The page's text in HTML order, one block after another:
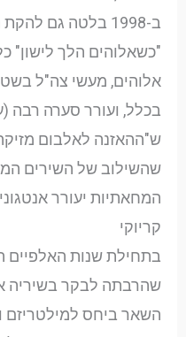
ב-1998 בלטה גם
"כשאלוהים הלך לישון"
אלוהים, מעשי צה"ל
בכלל, ועורר סערה רבה
ש"ההאזנה לאלבום
שהשילוב של השירים
המחאתיות יעורר
קריוקי
בתחילת שנות האלפיים
שהרבתה לבקר בשיריה
השאר ביחס למילטריזם